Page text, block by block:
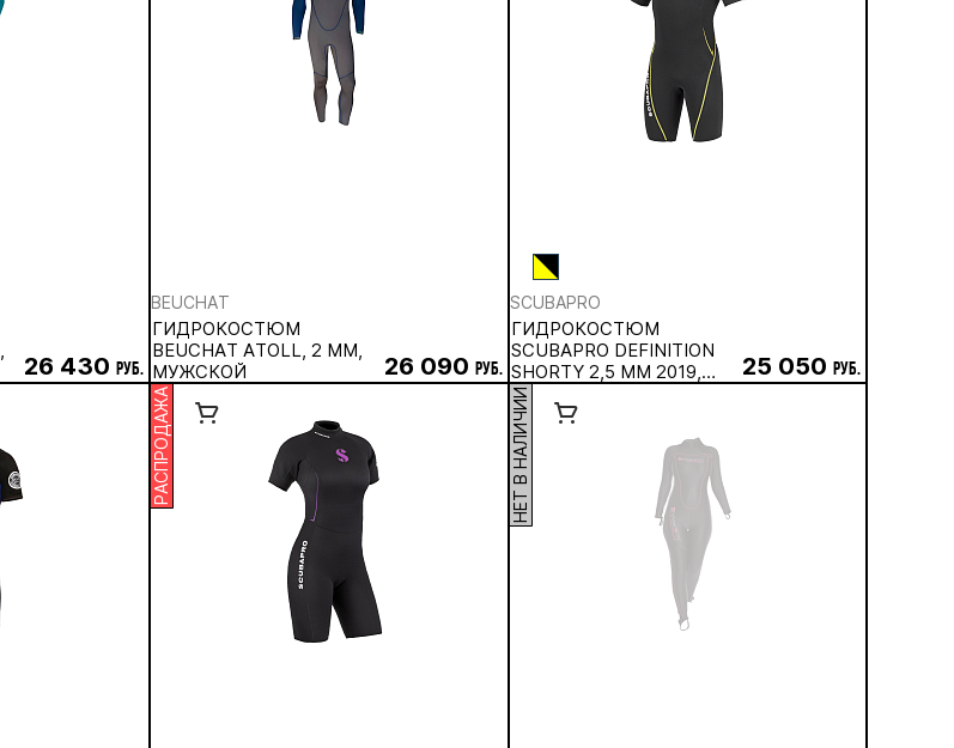
26 430 руб.
BEUCHAT
ГИДРОКОСТЮМ
BEUCHAT ATOLL, 2 ММ,
МУЖСКОЙ
26 090 руб.
SCUBAPRO
ГИДРОКОСТЮМ
SCUBAPRO DEFINITION
SHORTY 2,5 ММ 2019,
МУЖСКОЙ
25 050 руб.
РАСПРОДАЖА НЕТ В НАЛИЧИИ